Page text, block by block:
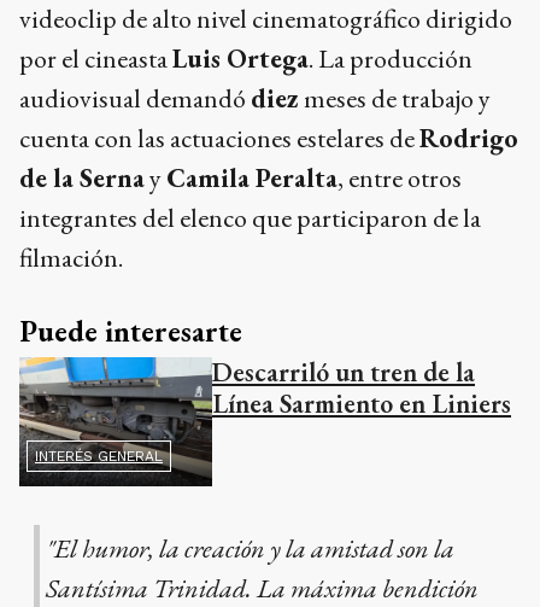
videoclip de alto nivel cinematográfico dirigido
por el cineastaLuis Ortega. La producción
audiovisual demandó diezmeses de trabajo y
cuenta con las actuaciones estelares deRodrigo
de la SernayCamila Peralta, entre otros
integrantes del elenco que participaron de la
filmación.
Puede interesarte
INTERÉS GENERAL
Descarriló un tren de la
Línea Sarmiento en Liniers
"El humor, la creación y la amistad son la
Santísima Trinidad. La máxima bendición